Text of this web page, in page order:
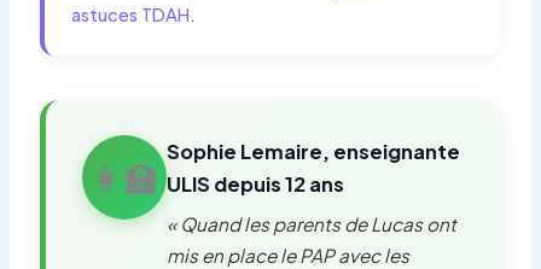
astuces TDAH
👩‍🏫
Sophie Lemaire, enseignante
ULIS depuis 12 ans
« Quand les parents de Lucas ont
mis en place le PAP avec les